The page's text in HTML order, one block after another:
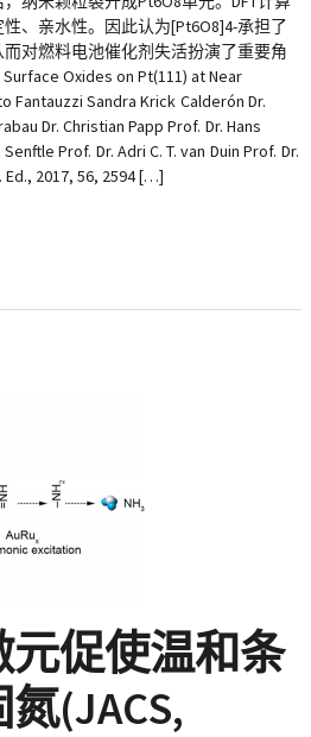
、亲水性。因此认为[Pt6O8]4-承担了
对燃料电池催化剂失活扮演了重要角
Oxides on Pt(111) at Near
Fantauzzi Sandra Krick Calderón Dr.
Dr. Christian Papp Prof. Dr. Hans
Prof. Dr. Adri C. T. van Duin Prof. Dr.
Ed., 2017, 56, 2594 […]
促使温和条
(JACS,